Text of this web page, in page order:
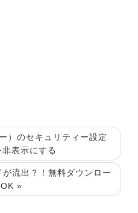
）のセキュリティー設定
表示にする
流出？！無料ダウンロー
OK »